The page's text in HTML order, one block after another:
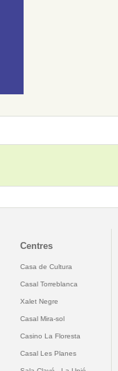
Centres
Casa de Cultura
Casal Torreblanca
Xalet Negre
Casal Mira-sol
Casino La Floresta
Casal Les Planes